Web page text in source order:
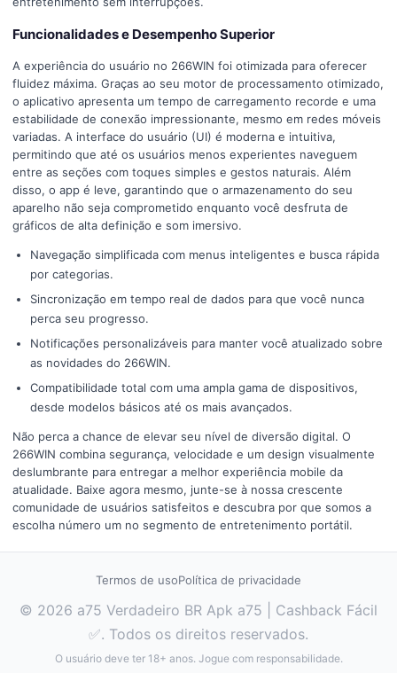
Funcionalidades e Desempenho Superior
A experiência do usuário no 266WIN foi otimizada para oferecer
fluidez máxima. Graças ao seu motor de processamento otimizado,
o aplicativo apresenta um tempo de carregamento recorde e uma
estabilidade de conexão impressionante, mesmo em redes móveis
variadas. A interface do usuário (UI) é moderna e intuitiva,
permitindo que até os usuários menos experientes naveguem
entre as seções com toques simples e gestos naturais. Além
disso, o app é leve, garantindo que o armazenamento do seu
aparelho não seja comprometido enquanto você desfruta de
gráficos de alta definição e som imersivo.
Navegação simplificada com menus inteligentes e busca rápida
por categorias.
Sincronização em tempo real de dados para que você nunca
perca seu progresso.
Notificações personalizáveis para manter você atualizado sobre
as novidades do 266WIN.
Compatibilidade total com uma ampla gama de dispositivos,
desde modelos básicos até os mais avançados.
Não perca a chance de elevar seu nível de diversão digital. O
266WIN combina segurança, velocidade e um design visualmente
deslumbrante para entregar a melhor experiência mobile da
atualidade. Baixe agora mesmo, junte-se à nossa crescente
comunidade de usuários satisfeitos e descubra por que somos a
escolha número um no segmento de entretenimento portátil.
Termos de usoPolítica de privacidade
© 2026 a75 Verdadeiro BR Apk a75 | Cashback Fácil
✅. Todos os direitos reservados.
O usuário deve ter 18+ anos. Jogue com responsabilidade.